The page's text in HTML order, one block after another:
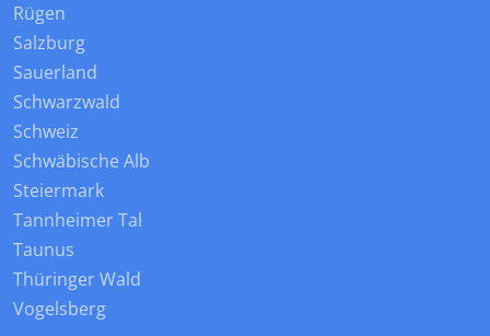
Rügen
Salzburg
Sauerland
Schwarzwald
Schweiz
Schwäbische Alb
Steiermark
Tannheimer Tal
Taunus
Thüringer Wald
Vogelsberg